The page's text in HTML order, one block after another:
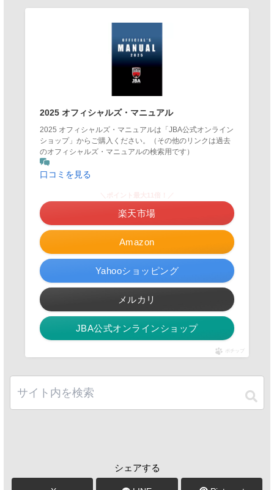
2025 オフィシャルズ・マニュアル
2025 オフィシャルズ・マニュアルは「JBA公式オンライン
ショップ」からご購入ください。（その他のリンクは過去
のオフィシャルズ・マニュアルの検索用です）
口コミを見る
Amazon
楽天市場
Yahooショッピング
メルカリ
JBA公式オンラインショップ
ポチップ
シェアする